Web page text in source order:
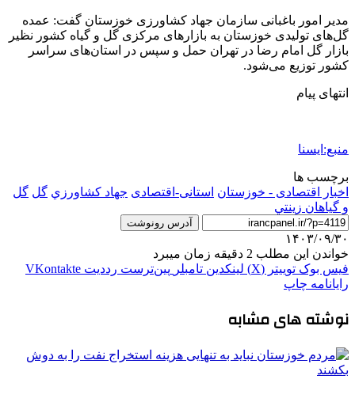
مدیر امور باغبانی سازمان جهاد کشاورزی خوزستان گفت: عمده
گل‌های تولیدی خوزستان به بازارهای مرکزی گل و گیاه کشور نظیر
بازار گل امام رضا در تهران حمل و سپس در استان‌های سراسر
کشور توزیع می‌شود.
انتهای پیام
منبع:ایسنا
برچسب ها
اخبار اقتصادی - خوزستان استانی-اقتصادی جهاد كشاورزي گل گل
و گياهان زينتي
آدرس رونوشت
۱۴۰۳/۰۹/۳۰
خواندن این مطلب 2 دقیقه زمان میبرد
فیس بوک توییتر (X) لینکدین ‫تامبلر ‫پین‌ترست ‫رددیت ‫VKontakte
رایانامه چاپ
نوشته های مشابه